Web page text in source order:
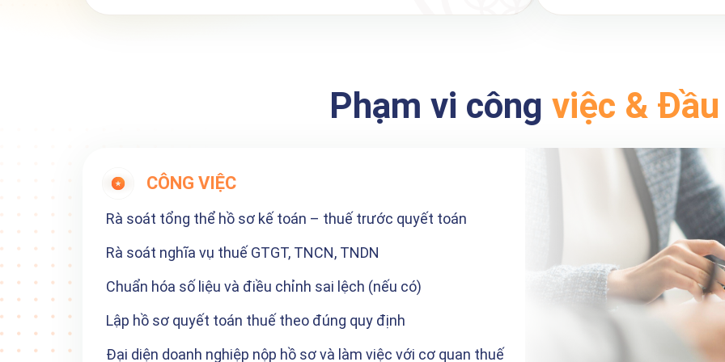
Phạm vi công việc &
CÔNG VIỆC
Rà soát tổng thể hồ sơ kế toán – thuế trước quyết toán
Rà soát nghĩa vụ thuế GTGT, TNCN, TNDN
Chuẩn hóa số liệu và điều chỉnh sai lệch (nếu có)
Lập hồ sơ quyết toán thuế theo đúng quy định
Đại diện doanh nghiệp nộp hồ sơ và làm việc với cơ quan thuế